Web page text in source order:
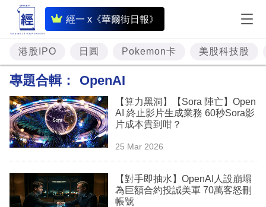
經一 x《華爾街日報》
即
時
財
經
題
投
資
樓
市
港股IPO 日圓 Pokemon卡 美股科技股
專題合輯： OpenAI
【算力黑洞】【Sora 陣亡】Open
AI 終止影片生成業務 60秒Sora影
片成本貴到咁？
25 Mar 2026
【對手即抽水】OpenAI人設崩塌
為巨額合約投誠美軍 70萬客怒刪
帳號